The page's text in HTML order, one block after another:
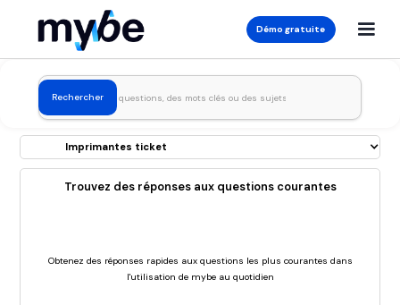
Démo gratuite
Imprimantes ticket
Trouvez des réponses aux questions courantes
Obtenez des réponses rapides aux questions les plus courantes dans
l'utilisation de mybe au quotidien